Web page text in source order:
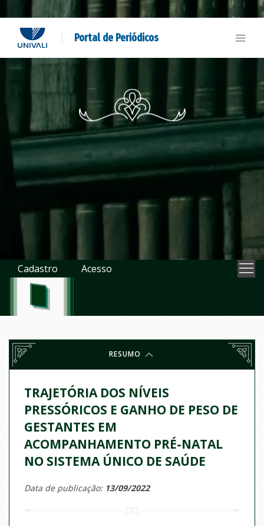
Portal de Periódicos
Cadastro Acesso
RESUMO
TRAJETÓRIA DOS NÍVEIS
PRESSÓRICOS E GANHO DE PESO DE
GESTANTES EM
ACOMPANHAMENTO PRÉ-NATAL
NO SISTEMA ÚNICO DE SAÚDE
Data de publicação: 13/09/2022